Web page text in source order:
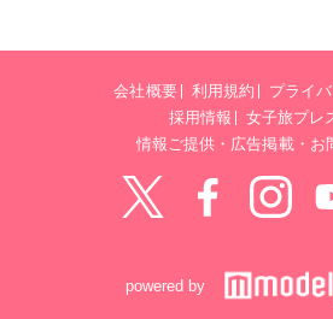
会社概要 利用規約
プライ
採用情報
女子旅プレ
情報ご提供・広告掲載・お
powered by